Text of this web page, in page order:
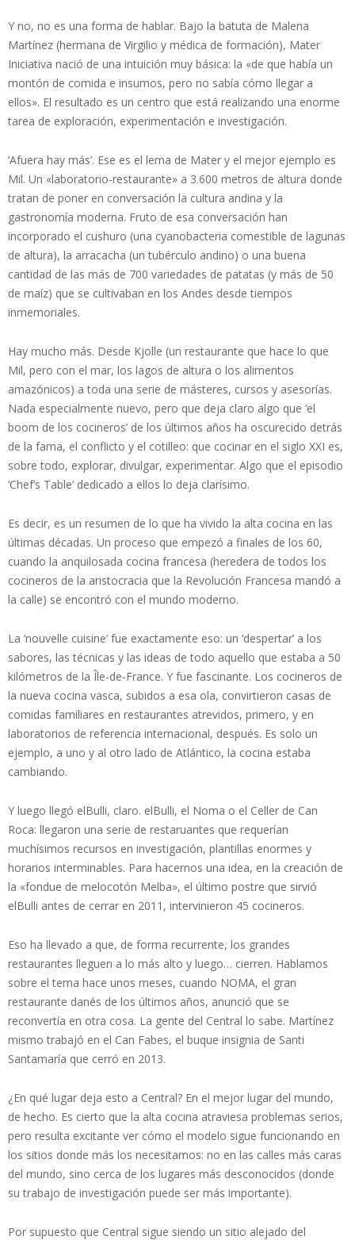
Y no, no es una forma de hablar. Bajo la batuta de Malena
Martínez (hermana de Virgilio y médica de formación), Mater
Iniciativa nació de una intuición muy básica: la «de que había un
montón de comida e insumos, pero no sabía cómo llegar a
ellos». El resultado es un centro que está realizando una enorme
tarea de exploración, experimentación e investigación.
‘Afuera hay más’. Ese es el lema de Mater y el mejor ejemplo es
Mil. Un «laboratorio-restaurante» a 3.600 metros de altura donde
tratan de poner en conversación la cultura andina y la
gastronomía moderna. Fruto de esa conversación han
incorporado el cushuro (una cyanobacteria comestible de lagunas
de altura), la arracacha (un tubérculo andino) o una buena
cantidad de las más de 700 variedades de patatas (y más de 50
de maíz) que se cultivaban en los Andes desde tiempos
inmemoriales.
Hay mucho más. Desde Kjolle (un restaurante que hace lo que
Mil, pero con el mar, los lagos de altura o los alimentos
amazónicos) a toda una serie de másteres, cursos y asesorías.
Nada especialmente nuevo, pero que deja claro algo que ‘el
boom de los cocineros’ de los últimos años ha oscurecido detrás
de la fama, el conflicto y el cotilleo: que cocinar en el siglo XXI es,
sobre todo, explorar, divulgar, experimentar. Algo que el episodio
‘Chef’s Table’ dedicado a ellos lo deja clarísimo.
Es decir, es un resumen de lo que ha vivido la alta cocina en las
últimas décadas. Un proceso que empezó a finales de los 60,
cuando la anquilosada cocina francesa (heredera de todos los
cocineros de la aristocracia que la Revolución Francesa mandó a
la calle) se encontró con el mundo moderno.
La ‘nouvelle cuisine’ fue exactamente eso: un ‘despertar’ a los
sabores, las técnicas y las ideas de todo aquello que estaba a 50
kilómetros de la Île-de-France. Y fue fascinante. Los cocineros de
la nueva cocina vasca, subidos a esa ola, convirtieron casas de
comidas familiares en restaurantes atrevidos, primero, y en
laboratorios de referencia internacional, después. Es solo un
ejemplo, a uno y al otro lado de Atlántico, la cocina estaba
cambiando.
Y luego llegó elBulli, claro. elBulli, el Noma o el Celler de Can
Roca: llegaron una serie de restaruantes que requerían
muchísimos recursos en investigación, plantillas enormes y
horarios interminables. Para hacernos una idea, en la creación de
la «fondue de melocotón Melba», el último postre que sirvió
elBulli antes de cerrar en 2011, intervinieron 45 cocineros.
Eso ha llevado a que, de forma recurrente, los grandes
restaurantes lleguen a lo más alto y luego… cierren. Hablamos
sobre el tema hace unos meses, cuando NOMA, el gran
restaurante danés de los últimos años, anunció que se
reconvertía en otra cosa. La gente del Central lo sabe. Martínez
mismo trabajó en el Can Fabes, el buque insignia de Santi
Santamaría que cerró en 2013.
¿En qué lugar deja esto a Central? En el mejor lugar del mundo,
de hecho. Es cierto que la alta cocina atraviesa problemas serios,
pero resulta excitante ver cómo el modelo sigue funcionando en
los sitios donde más los necesitamos: no en las calles más caras
del mundo, sino cerca de los lugares más desconocidos (donde
su trabajo de investigación puede ser más importante).
Por supuesto que Central sigue siendo un sitio alejado del